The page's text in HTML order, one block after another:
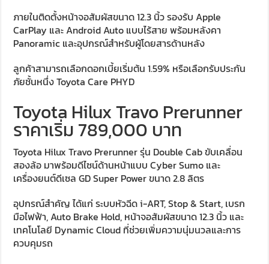
ภายในติดตั้งหน้าจอสัมผัสขนาด 12.3 นิ้ว รองรับ Apple
CarPlay และ Android Auto แบบไร้สาย พร้อมหลังคา
Panoramic และอุปกรณ์สำหรับผู้โดยสารด้านหลัง
ลูกค้าสามารถเลือกดอกเบี้ยเริ่มต้น 1.59% หรือเลือกรับประกัน
ภัยชั้นหนึ่ง Toyota Care PHYD
Toyota Hilux Travo Prerunner
ราคาเริ่ม 789,000 บาท
Toyota Hilux Travo Prerunner รุ่น Double Cab ขับเคลื่อน
สองล้อ มาพร้อมดีไซน์ด้านหน้าแบบ Cyber Sumo และ
เครื่องยนต์ดีเซล GD Super Power ขนาด 2.8 ลิตร
อุปกรณ์สำคัญ ได้แก่ ระบบหัวฉีด i-ART, Stop & Start, เบรก
มือไฟฟ้า, Auto Brake Hold, หน้าจอสัมผัสขนาด 12.3 นิ้ว และ
เทคโนโลยี Dynamic Cloud ที่ช่วยเพิ่มความนุ่มนวลและการ
ควบคุมรถ